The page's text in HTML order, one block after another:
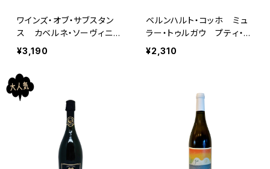
ワインズ・オブ・サブスタン
ス カベルネ・ソーヴィニヨ
ン 2022
¥3,190
ベルンハルト・コッホ ミュ
ラー・トゥルガウ プティ・チ
エ トロッケン 2024
¥2,310